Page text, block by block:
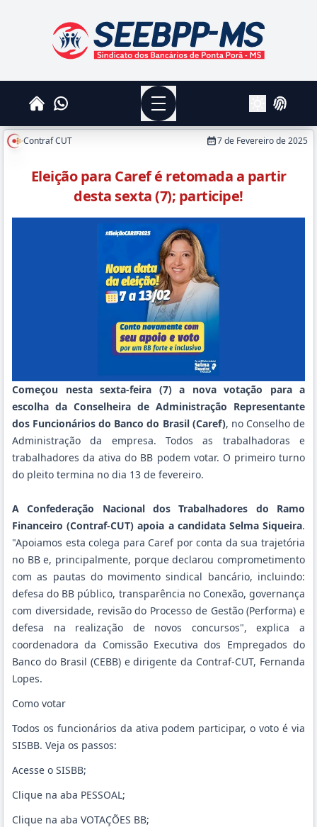
SEEBPPMS - Sindicato dos Bancários de Ponta
HomeWhatsapp
Menu
AlterarLogin
Contraf CUT 7 de Fevereiro de 2025
Eleição para Caref é retomada a partir
desta sexta (7); participe!
Começou nesta sexta-feira (7) a nova votação para a
escolha da Conselheira de Administração Representante
dos Funcionários do Banco do Brasil (Caref), no Conselho de
Administração da empresa. Todos as trabalhadoras e
trabalhadores da ativa do BB podem votar. O primeiro turno
do pleito termina no dia 13 de fevereiro.
A Confederação Nacional dos Trabalhadores do Ramo
Financeiro (Contraf-CUT) apoia a candidata Selma Siqueira.
"Apoiamos esta colega para Caref por conta da sua trajetória
no BB e, principalmente, porque declarou comprometimento
com as pautas do movimento sindical bancário, incluindo:
defesa do BB público, transparência no Conexão, governança
com diversidade, revisão do Processo de Gestão (Performa) e
defesa na realização de novos concursos", explica a
coordenadora da Comissão Executiva dos Empregados do
Banco do Brasil (CEBB) e dirigente da Contraf-CUT, Fernanda
Lopes.
Como votar
Todos os funcionários da ativa podem participar, o voto é via
SISBB. Veja os passos:
Acesse o SISBB;
Clique na aba PESSOAL;
Clique na aba VOTAÇÕES BB;